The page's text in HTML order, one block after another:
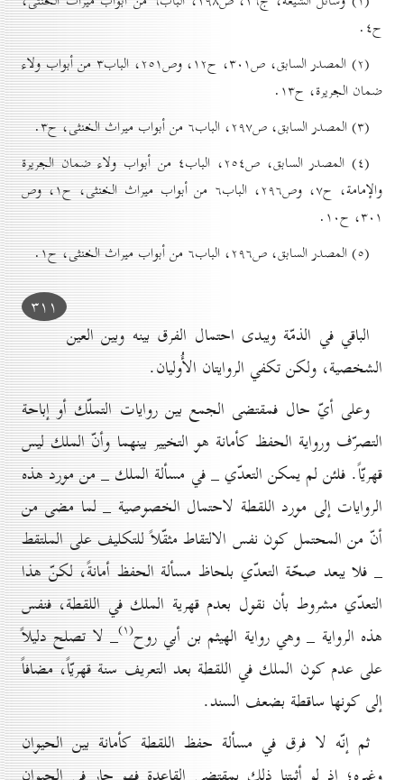
ح٤.
(۲) المصدر السابق، ص۳٠۱، ح۱۲، وص۲٥۱، الباب۳ من أبواب ولاء
ضمان الجريرة، ح۱۳.
(۳) المصدر السابق، ص۲۹۷، الباب٦ من أبواب ميراث الخنثى، ح۳.
(٤) المصدر السابق، ص۲٥٤، الباب٤ من أبواب ولاء ضمان الجريرة
والإمامة، ح۷، وص۲۹٦، الباب٦ من أبواب ميراث الخنثى، ح۱، وص
۳٠۱، ح۱٠.
(٥) المصدر السابق، ص۲۹٦، الباب٦ من أبواب ميراث الخنثى، ح۱.
۳۱۱
الباقي في الذمّة ويبدى احتمال الفرق بينه وبين العين
الشخصية، ولكن تكفي الروايتان الأُوليان.
وعلى أيّ حال فمقتضى الجمع بين روايات التملّك أو إباحة
التصرّف ورواية الحفظ كأمانة هو التخيير بينهما وأنّ الملك ليس
قهريّاً. فلئن لم يمكن التعدّي _ في مسألة الملك _ من مورد هذه
الروايات إلى مورد اللقطة لاحتمال الخصوصية _ لما مضى من
أنّ من المحتمل كون نفس الالتقاط مثقّلاً للتكليف على الملتقط
_ فلا يبعد صحّة التعدّي بلحاظ مسألة الحفظ أمانةً، لكنّ هذا
التعدّي مشروط بأن نقول بعدم قهرية الملك في اللقطة، فنفس
هذه الرواية _ وهي رواية الهيثم بن أبي روح(۱) _ لا تصلح دليلاً
على عدم كون الملك في اللقطة بعد التعريف سنة قهريّاً، مضافاً
إلى كونها ساقطة بضعف السند.
ثم إنّه لا فرق في مسألة حفظ اللقطة كأمانة بين الحيوان